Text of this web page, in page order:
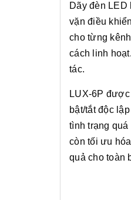
Dãy đèn LED
vặn điều
cho từng
cách linh
tác.
LUX-6P
bật/tắt độc
tình trạng
còn tối ưu
quả cho toàn